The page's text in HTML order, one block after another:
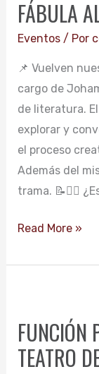
FÁBULA
Eventos/ Por
📌 Vuelven
cargo de
de literatura.
explorar y
el proceso
Además del
trama. 📝✍🏻
DE
AL
DISCURSO
Read More »
FUNCIÓN
TEATRO
PÁVLOVICH:
TEATRO